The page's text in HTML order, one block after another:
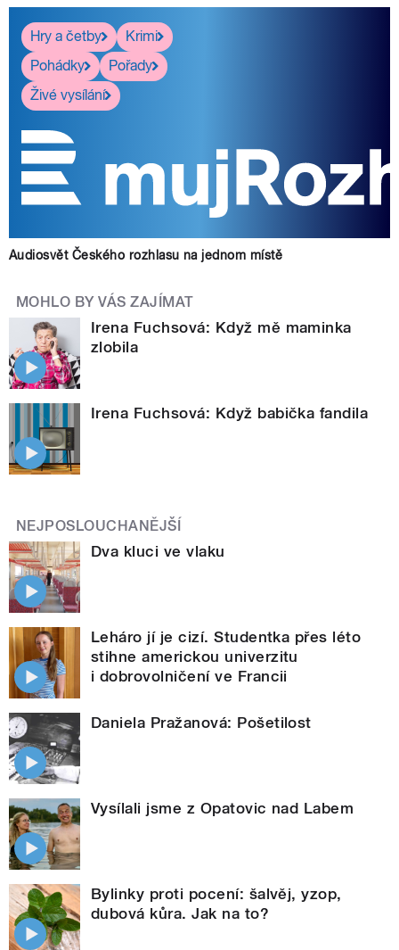
Hry a četby
Krimi
Pohádky
Pořady
Živé vysílání
Audiosvět Českého rozhlasu na jednom místě
MOHLO BY VÁS ZAJÍMAT
Irena Fuchsová: Když mě maminka
zlobila
Irena Fuchsová: Když babička fandila
NEJPOSLOUCHANĚJŠÍ
Dva kluci ve vlaku
Leháro jí je cizí. Studentka přes léto
stihne americkou univerzitu
i dobrovolničení ve Francii
Daniela Pražanová: Pošetilost
Vysílali jsme z Opatovic nad Labem
Bylinky proti pocení: šalvěj, yzop,
dubová kůra. Jak na to?